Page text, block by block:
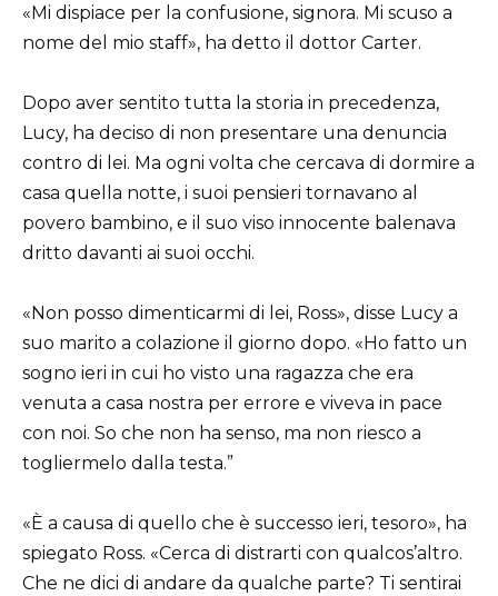
«Mi dispiace per la confusione, signora. Mi scuso a
nome del mio staff», ha detto il dottor Carter.
Dopo aver sentito tutta la storia in precedenza,
Lucy, ha deciso di non presentare una denuncia
contro di lei. Ma ogni volta che cercava di dormire a
casa quella notte, i suoi pensieri tornavano al
povero bambino, e il suo viso innocente balenava
dritto davanti ai suoi occhi.
«Non posso dimenticarmi di lei, Ross», disse Lucy a
suo marito a colazione il giorno dopo. «Ho fatto un
sogno ieri in cui ho visto una ragazza che era
venuta a casa nostra per errore e viveva in pace
con noi. So che non ha senso, ma non riesco a
togliermelo dalla testa.”
«È a causa di quello che è successo ieri, tesoro», ha
spiegato Ross. «Cerca di distrarti con qualcos’altro.
Che ne dici di andare da qualche parte? Ti sentirai